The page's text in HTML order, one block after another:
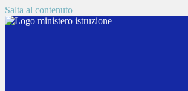
Salta al contenuto